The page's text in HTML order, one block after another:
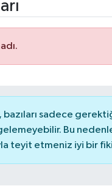
sadece
Bu
teyit etmeniz iyi bir